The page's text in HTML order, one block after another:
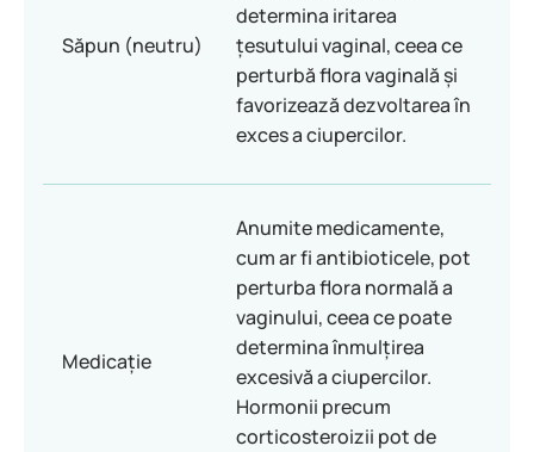
Săpun (neutru)
determina iritarea
țesutului vaginal, ceea ce
perturbă flora vaginală și
favorizează dezvoltarea în
exces a ciupercilor.
Medicație
Anumite medicamente,
cum ar fi antibioticele, pot
perturba flora normală a
vaginului, ceea ce poate
determina înmulțirea
excesivă a ciupercilor.
Hormonii precum
corticosteroizii pot de